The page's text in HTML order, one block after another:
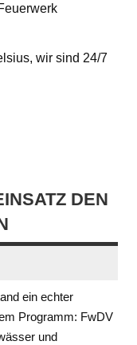
wir sind 24/7
DEN
ein echter
Programm: FwDV
und